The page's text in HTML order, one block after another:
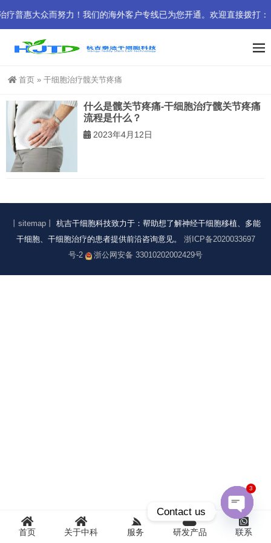
普惠大众而努力！我们的海外客户专线已为您开通。欢迎直接拨打
首页 » 干细胞治疗髋关节疼痛
什么是髋关节疼痛-干细胞治疗髋关节疼痛
流程是什么？
2023年4月12日
丨sitemap丨
杭吉干细胞科技致力于：帮助想了解神经干细胞移植、多能
干细胞、干细胞治疗的患者提供前沿咨询意见。 浙ICP备2020033697
号-2
浙公网安备 33010202002429号
首页 关于中科 服务 研发产品 联系
Contact us
Open
chaty
3